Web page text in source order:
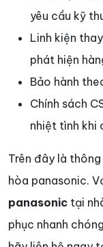
yêu cầu kỹ
Linh kiện
phát hiện
Bảo hành
Chính sách
nhiệt tình khi
Trên đây là
hòa panasonic.
panasonic tại
phục nhanh